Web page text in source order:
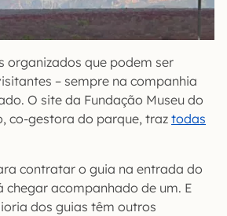
organizados que podem ser
– sempre na companhia
O site da Fundação Museu do
co-gestora do parque, traz todas
contratar o guia na entrada do
chegar acompanhado de um. E
dos guias têm outros